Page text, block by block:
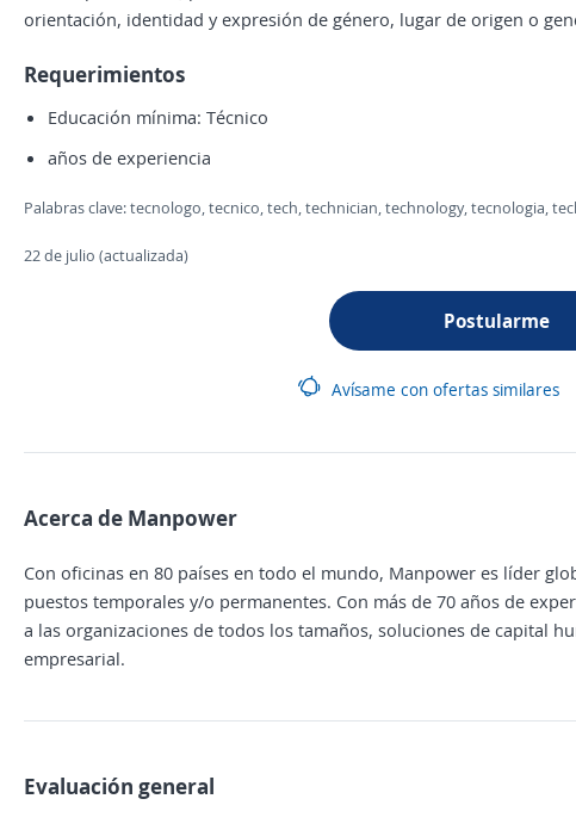
orientación, identidad y expresión de género, lugar de origen o
Requerimientos
Educación mínima: Técnico
años de experiencia
Palabras clave: tecnologo, tecnico, tech, technician, technology, tecnologia,
22 de julio (actualizada)
Postularme
Avísame con ofertas similares
Acerca de Manpower
Con oficinas en 80 países en todo el mundo, Manpower es líder
puestos temporales y/o permanentes. Con más de 70 años de
a las organizaciones de todos los tamaños, soluciones de capital
empresarial.
Evaluación general